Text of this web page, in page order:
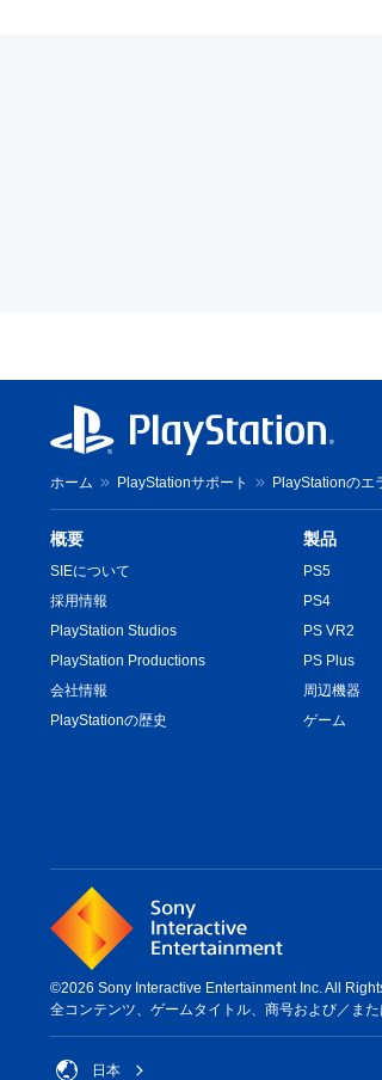
ホーム PlayStationサポート PlayStationのエ
概要
SIEについて
採用情報
PlayStation Studios
PlayStation Productions
会社情報
PlayStationの歴史
製品
PS5
PS4
PS VR2
PS Plus
周辺機器
ゲーム
©2026 Sony Interactive Entertainment Inc. All
全コンテンツ、ゲームタイトル、商号および／ま
日本